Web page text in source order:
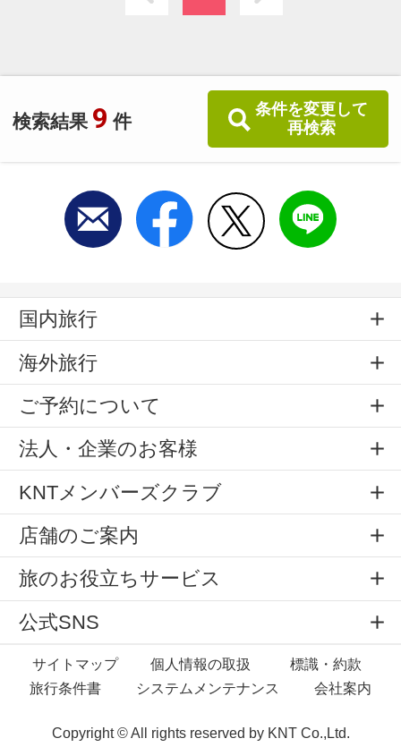
検索結果 9 件
条件を変更して
再検索
季折々の食事をお召し上がりください。
国内旅行
海外旅行
ご予約について
法人・企業のお客様
KNTメンバーズクラブ
店舗のご案内
旅のお役立ちサービス
公式SNS
サイトマップ 個人情報の取扱
標識・約款
旅行条件書
システムメンテナンス 会社案内
Copyright © All rights reserved by KNT Co.,Ltd.